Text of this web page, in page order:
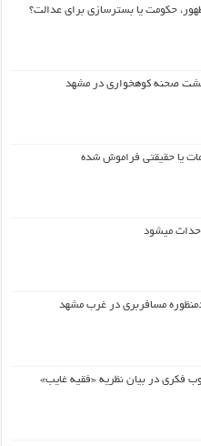
حکومت یا بسترسازی برای عدالت؟
پشت صحنه کوهخواری در مشهد
یا حقیقتی فراموش شده
میشود
مسافربری در غرب مشهد
فکری در بیان نظریه «فقیه غایب»